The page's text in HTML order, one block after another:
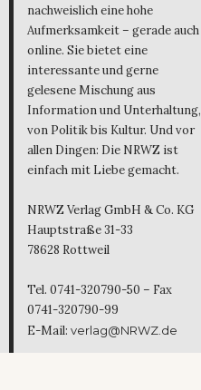
nachweislich eine hohe
Aufmerksamkeit – gerade auch
online. Sie bietet eine
interessante und gerne
gelesene Mischung aus
Information und Unterhaltung,
von Politik bis Kultur. Und vor
allen Dingen: Die NRWZ ist
einfach mit Liebe gemacht.
NRWZ Verlag GmbH & Co. KG
Hauptstraße 31-33
78628 Rottweil
Tel. 0741-320790-50 – Fax
0741-320790-99
E-Mail: verlag@NRWZ.de